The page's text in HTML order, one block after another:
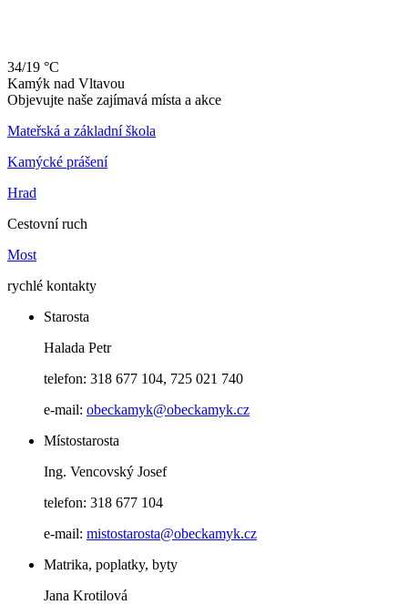
34/19 °C
Kamýk nad Vltavou
Objevujte naše zajímavá místa a akce
Mateřská a základní škola
Kamýcké prášení
Hrad
Cestovní ruch
Most
rychlé kontakty
Starosta
Halada Petr
telefon: 318 677 104, 725 021 740
e-mail: obeckamyk@obeckamyk.cz
Místostarosta
Ing. Vencovský Josef
telefon: 318 677 104
e-mail: mistostarosta@obeckamyk.cz
Matrika, poplatky, byty
Jana Krotilová